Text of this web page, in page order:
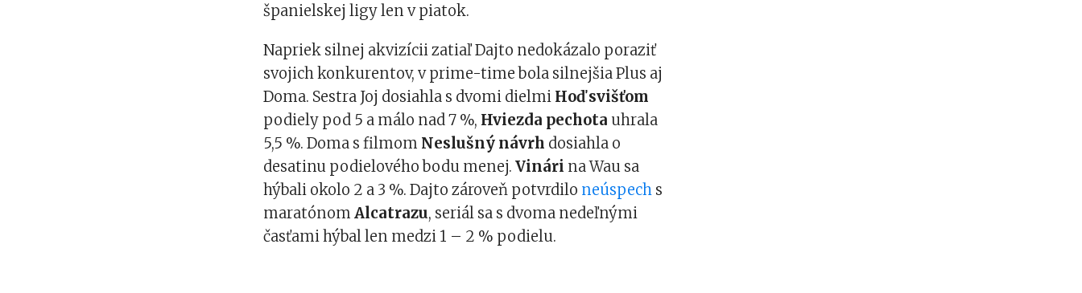
španielskej ligy len v piatok.
Napriek silnej akvizícii zatiaľ Dajto nedokázalo poraziť
svojich konkurentov, v prime-time bola silnejšia Plus aj
Doma. Sestra Joj dosiahla s dvomi dielmi Hoď svišťom
podiely pod 5 a málo nad 7 %, Hviezda pechota uhrala
5,5 %. Doma s filmom Neslušný návrh dosiahla o
desatinu podielového bodu menej.Vinári na Wau sa
hýbali okolo 2 a 3 %. Dajto zároveň potvrdilo neúspech s
maratónomAlcatrazu, seriál sa s dvoma nedeľnými
časťami hýbal len medzi 1 – 2 % podielu.